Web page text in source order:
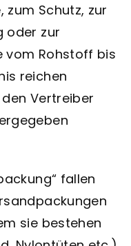
zum Schutz, zur
oder zur
vom Rohstoff bis
reichen
Vertreiber
fallen
sie bestehen